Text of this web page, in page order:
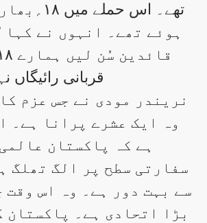
تھے۔ اس
ہوئے تھے۔ انہوں نے کہا
قربانی رائیگاں
نریندر مودی نے جس عزم
وہ ایک عشرے پرانا ہے۔
ہے کہ پاکستان
سفارتی سطح پر الگ تھلگ
سے بہت دور ہے۔ وہ اس وقت
بڑا اتحادی ہے۔ پاکستان